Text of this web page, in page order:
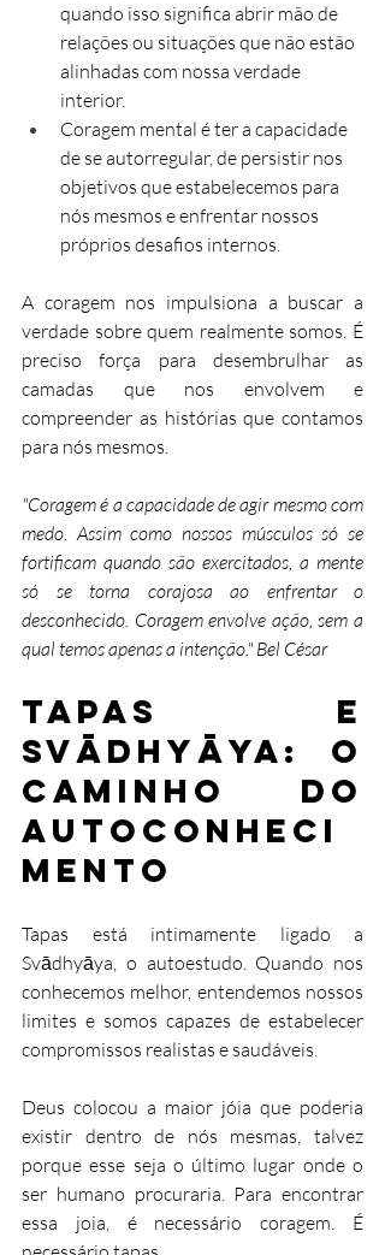
quando isso significa abrir mão de
relações ou situações que não estão
alinhadas com nossa verdade
interior.
Coragem mental é ter a capacidade
de se autorregular, de persistir nos
objetivos que estabelecemos para
nós mesmos e enfrentar nossos
próprios desafios internos.
A coragem nos impulsiona a buscar a
verdade sobre quem realmente somos. É
preciso força para desembrulhar as
camadas que nos envolvem e
compreender as histórias que contamos
para nós mesmos.
"Coragem é a capacidade de agir mesmo com
medo. Assim como nossos músculos só se
fortificam quando são exercitados, a mente
só se torna corajosa ao enfrentar o
desconhecido. Coragem envolve ação, sem a
qual temos apenas a intenção." Bel César
Tapas e
Svādhyāya: O
Caminho do
Autoconheci
mento
Tapas está intimamente ligado a
Svādhyāya, o autoestudo. Quando nos
conhecemos melhor, entendemos nossos
limites e somos capazes de estabelecer
compromissos realistas e saudáveis.
Deus colocou a maior jóia que poderia
existir dentro de nós mesmas, talvez
porque esse seja o último lugar onde o
ser humano procuraria. Para encontrar
essa joia, é necessário coragem. É